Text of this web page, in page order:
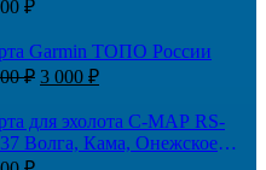
₽
Garmin ТОПО России
₽ Первоначальная
составляла
9
3 000 ₽Текущая
3
000 ₽.
для эхолота C-MAP RS-
Волга, Кама, Онежское
и каналы